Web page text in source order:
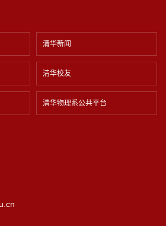
清华新闻
清华校友
清华物理系公共平台